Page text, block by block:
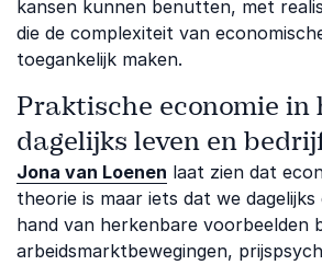
kansen kunnen benutten, met
die de complexiteit van
toegankelijk maken.
Praktische economie in
dagelijks leven en
Jona van Loenen laat zien dat
theorie is maar iets dat we
hand van herkenbare voorbeelden
arbeidsmarktbewegingen,